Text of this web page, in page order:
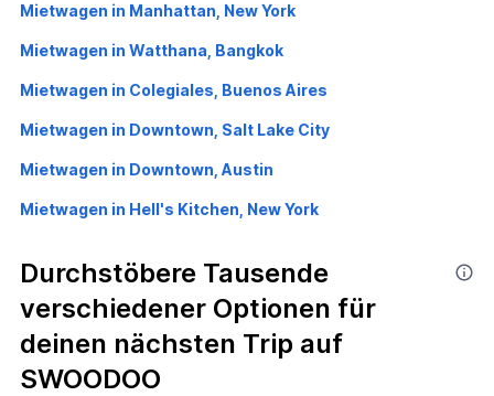
Mietwagen in Manhattan, New York
Mietwagen in Watthana, Bangkok
Mietwagen in Colegiales, Buenos Aires
Mietwagen in Downtown, Salt Lake City
Mietwagen in Downtown, Austin
Mietwagen in Hell's Kitchen, New York
Durchstöbere Tausende
verschiedener Optionen für
deinen nächsten Trip auf
SWOODOO